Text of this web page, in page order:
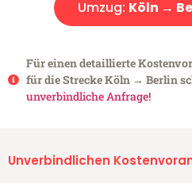
Umzug: Köln →
Für einen detaillierte
für die Strecke Köln → Berlin
unverbindliche Anfrage!
Unverbindlichen